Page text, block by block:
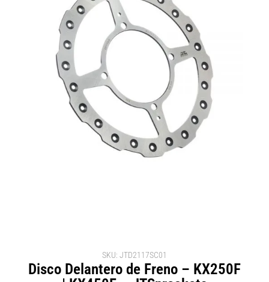
SKU: JTD2117SC01
Disco Delantero de Freno – KX250F